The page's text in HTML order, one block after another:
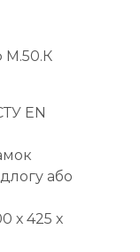
EN
або
х 425 х